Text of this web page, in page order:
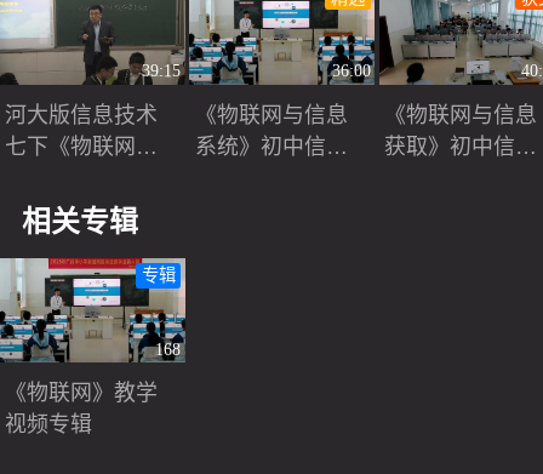
39:15
河大版信息技术
七下《物联网像
识物联网》课堂
教学视频实录-辛
纲领
36:00
《物联网与信息
系统》初中信息
《物联网与信息
获取》初中信息
相关专辑
168
专辑
《物联网》教学
视频专辑